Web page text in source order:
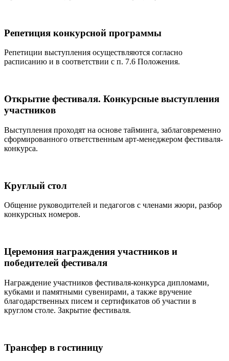
Репетиция конкурсной программы
Репетиции выступления осуществляются согласно
расписанию и в соответствии с п. 7.6 Положения.
Открытие фестиваля. Конкурсные выступления
участников
Выступления проходят на основе тайминга, заблаговременно
сформированного ответственным арт-менеджером фестиваля-
конкурса.
Круглый стол
Общение руководителей и педагогов с членами жюри, разбор
конкурсных номеров.
Церемония награждения участников и
победителей фестиваля
Награждение участников фестиваля-конкурса дипломами,
кубками и памятными сувенирами, а также вручение
благодарственных писем и сертификатов об участии в
круглом столе. Закрытие фестиваля.
Трансфер в гостиницу